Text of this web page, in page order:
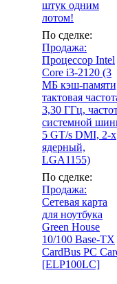
штук одним
лотом!
По сделке:
Продажа:
Процессор Intel
Core i3-2120 (3
МБ кэш-
тактовая
3,30 ГГц,
системной
5 GT/s DMI, 2-х
ядерный,
LGA1155)
По сделке:
Продажа:
Сетевая карта
для ноутбука
Green House
10/100 Base-TX
CardBus PC
[ELP100LC]